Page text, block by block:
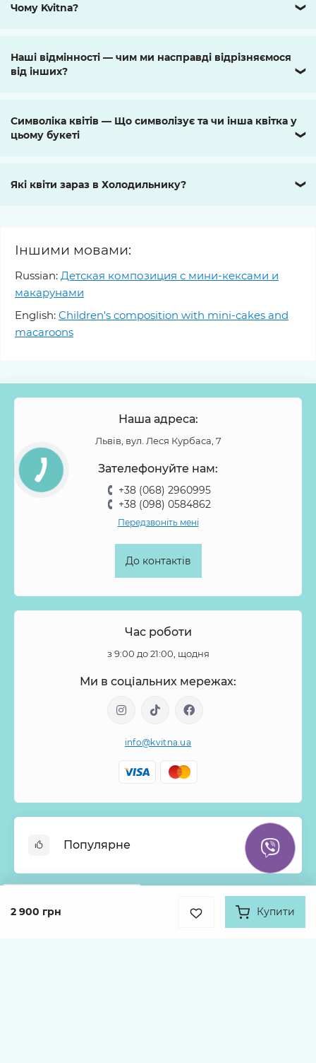
2 900 грн Купити
Чому Kvitna? ❯
Наші відмінності — чим ми насправді відрізняємося
від інших?
❯
Символіка квітів — Що символізує та чи інша квітка у
цьому букеті
❯
Які квіти зараз в Холодильнику? ❯
Іншими мовами:
Russian: Детская композиция с мини-кексами и
макарунами
English: Children's composition with mini-cakes and
macaroons
Наша адреса:
Львів, вул. Леся Курбаса, 7
Зателефонуйте нам:
+38 (068) 2960995
+38 (098) 0584862
Передзвоніть мені
До контактів
Час роботи
з 9:00 до 21:00, щодня
Ми в соціальних мережах:
info@kvitna.ua
Популярне
Онлайн-Вітрина